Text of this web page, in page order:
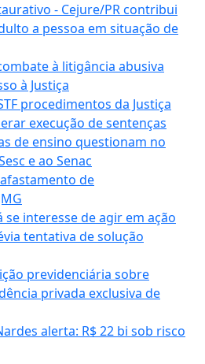
- Cejure/PR contribui
a pessoa em situação de
à litigância abusiva
à Justiça
procedimentos da Justiça
execução de sentenças
de ensino questionam no
e ao Senac
de
interesse de agir em ação
tentativa de solução
previdenciária sobre
privada exclusiva de
alerta: R$ 22 bi sob risco